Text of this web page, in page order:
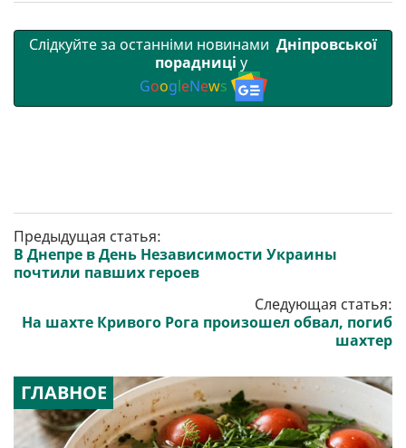
Слідкуйте за останніми новинами Дніпровської
порадниці у
GoogleNews
Предыдущая статья:
В Днепре в День Независимости Украины
почтили павших героев
Следующая статья:
На шахте Кривого Рога произошел обвал, погиб
шахтер
ГЛАВНОЕ